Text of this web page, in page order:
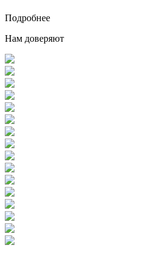
Подробнее
Нам доверяют